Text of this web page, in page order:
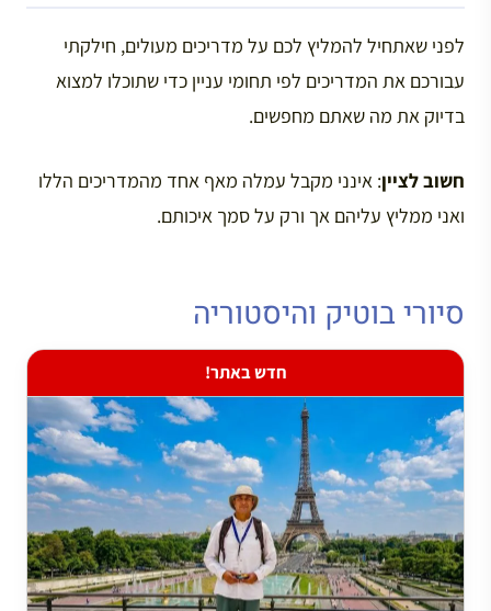
לפני שאתחיל להמליץ לכם על מדריכים מעולים, חילקתי
עבורכם את המדריכים לפי תחומי עניין כדי שתוכלו למצוא
בדיוק את מה שאתם מחפשים.
חשוב לציין: אינני מקבל עמלה מאף אחד מהמדריכים הללו
ואני ממליץ עליהם אך ורק על סמך איכותם.
סיורי בוטיק והיסטוריה
חדש באתר!